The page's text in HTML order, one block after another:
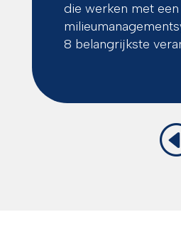
die werken met een
8 belangrijkste